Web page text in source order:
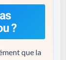
?
que la